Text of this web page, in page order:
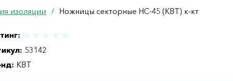
изоляции / Ножницы секторные НС-45 (КВТ) к-кт
53142
КВТ